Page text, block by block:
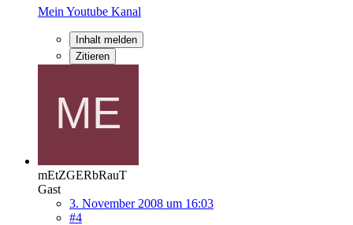
Mein Youtube Kanal
Inhalt melden
Zitieren
mEtZGERbRauT
Gast
3. November 2008 um 16:03
#4